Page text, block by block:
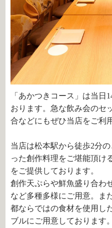
「あかつきコース」は当日
おります。急な飲み会のセ
合などにもぜひ当店をご利
当店は松本駅から徒歩2分
った創作料理をご堪能頂け
をご提供しております。
創作天ぷらや鮮魚盛り合わ
など多種多様にご用意。ま
都ならではの食材を使用し
ブルにご用意しております